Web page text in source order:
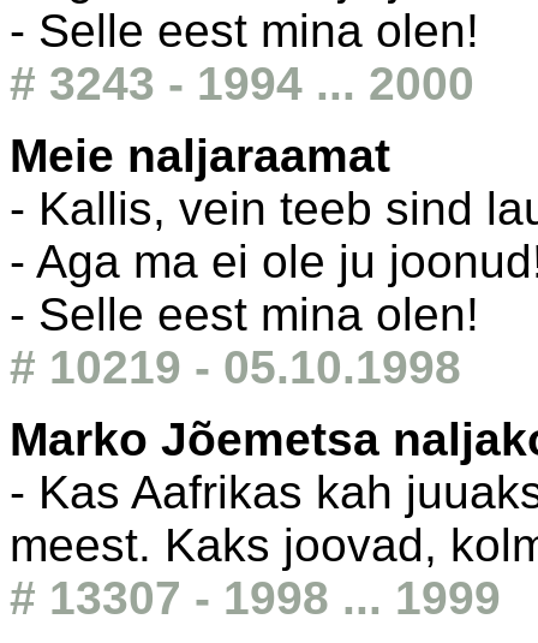
- Selle eest mina olen!
# 3243 - 1994 ... 2000
Meie naljaraamat
- Kallis, vein teeb sind
- Aga ma ei ole ju
- Selle eest mina olen!
# 10219 - 05.10.1998
Marko Jõemetsa
- Kas Aafrikas kah
meest. Kaks joovad,
# 13307 - 1998 ... 1999